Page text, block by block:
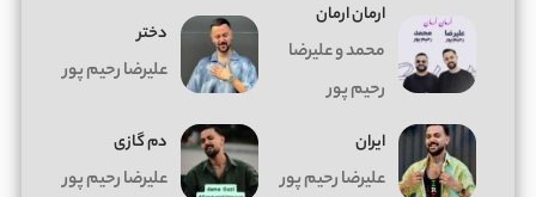
ارمان ارمان
محمد و علیرضا
رحیم پور
دختر
علیرضا رحیم پور
ایران
علیرضا رحیم پور
دم گازی
علیرضا رحیم پور